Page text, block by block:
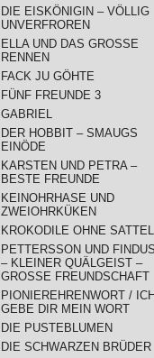
DIE EISKÖNIGIN – VÖLLIG
UNVERFROREN
ELLA UND DAS GROSSE
RENNEN
FACK JU GÖHTE
FÜNF FREUNDE 3
GABRIEL
DER HOBBIT – SMAUGS
EINÖDE
KARSTEN UND PETRA –
BESTE FREUNDE
KEINOHRHASE UND
ZWEIOHRKÜKEN
KROKODILE OHNE SATTEL
PETTERSSON UND FINDUS
– KLEINER QUÄLGEIST –
GROSSE FREUNDSCHAFT
PIONIEREHRENWORT / ICH
GEBE DIR MEIN WORT
DIE PUSTEBLUMEN
DIE SCHWARZEN BRÜDER